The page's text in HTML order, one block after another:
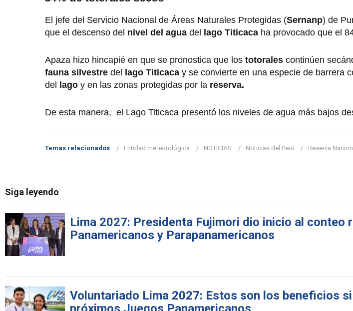
El jefe del Servicio Nacional de Áreas Naturales Protegidas (Sernanp) de
que el descenso del nivel del agua del lago Titicaca ha provocado que el
Apaza hizo hincapié en que se pronostica que los totorales continúen
fauna silvestre del lago Titicaca y se convierte en una especie de barrera
del
lago y en las zonas protegidas por la reserva.
De esta manera, el Lago Titicaca presentó los niveles de agua más bajos
Temas relacionados Entidad meteorológica NOTICIAS Noticias del Perú Reserva
Siga leyendo
Lima 2027: Presidenta Fujimori dio inicio al conteo
Panamericanos y Parapanamericanos
Voluntariado Lima 2027: Estos son los beneficios